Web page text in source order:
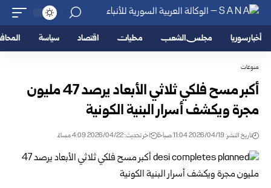
أخبار سوريا مجلس الشعب محليات اقتصاد سياسة
منوعات
أكبر مسح فلكي ثلاثي الأبعاد يرصد 47 مليون
مجرة ويكشف أسرار البنية الكونية
تاريخ النشر: 2026/04/19 11:04 صباحًا اخر تحديث: 2026/04/22 4:09 مساءً